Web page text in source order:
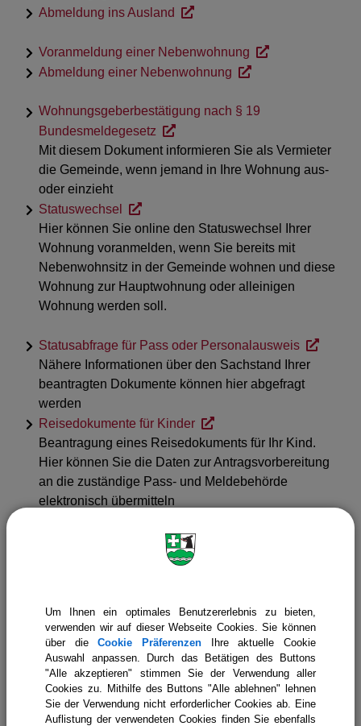
Abmeldung ins Ausland
Voranmeldung einer Nebenwohnung
Abmeldung einer Nebenwohnung
Wohnungsgeberbestätigung nach § 19
Bundesmeldegesetz
Mit diesem Dokument informieren Sie als Vermieter
die Gemeinde, wenn jemand in Ihre Wohnung aus-
oder einzieht
Statuswechsel
Hier können Sie online den Statuswechsel Ihrer
Wohnung voranmelden, wenn Sie bereits mit
Nebenwohnsitz in der Gemeinde wohnen und diese
Wohnung zur Hauptwohnung oder alleinigen
Wohnung werden soll.
Statusabfrage für Pass oder Personalausweis
Nähere Informationen über den Sachstand Ihrer
beantragten Dokumente können hier abgefragt
werden
Reisedokumente für Kinder
Beantragung eines Reisedokuments für Ihr Kind.
Hier können Sie die Daten zur Antragsvorbereitung
an die zuständige Pass- und Meldebehörde
elektronisch übermitteln
Mit dieser Anwendung können Sie die Gemeinde
über den Verlust eines Personaldokuments
Personalausweises/Reisepasses
Einfache Melderegisterauskunft
Antrag auf Übermittlungssperre Ihrer
melderechtlichen Daten
Antrag auf Auskunftssperre Ihrer melderechtlichen
Um Ihnen ein optimales Benutzererlebnis zu bieten,
verwenden wir auf dieser Webseite Cookies. Sie können
über dieCookie Präferenzen Ihre aktuelle Cookie
Auswahl anpassen. Durch das Betätigen des Buttons
"Alle akzeptieren" stimmen Sie der Verwendung aller
Cookies zu. Mithilfe des Buttons "Alle ablehnen" lehnen
Sie der Verwendung nicht erforderlicher Cookies ab. Eine
Auflistung der verwendeten Cookies finden Sie ebenfalls